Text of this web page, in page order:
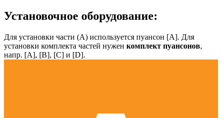
Установочное оборудование:
Для установки части (А) используется пуансон [А]. Для
установки комплекта частей нужен комплект пуансонов,
напр. [А], [B], [С] и [D].